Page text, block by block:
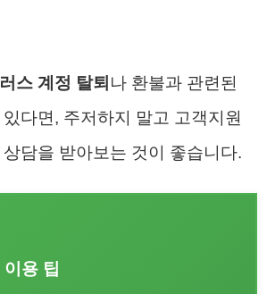
스 계정 탈퇴 나 환불과 관련된
다면, 주저하지 말고 고객지원
담을 받아보는 것이 좋습니다.
용 팁